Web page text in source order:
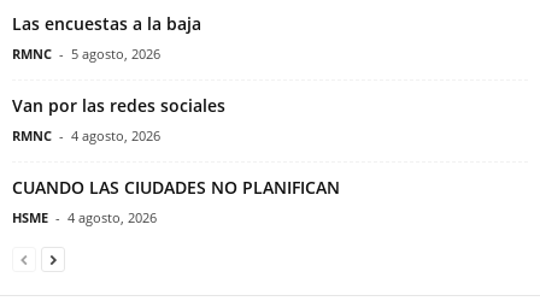
Las encuestas a la baja
RMNC - 5 agosto, 2026
Van por las redes sociales
RMNC - 4 agosto, 2026
CUANDO LAS CIUDADES NO PLANIFICAN
HSME - 4 agosto, 2026